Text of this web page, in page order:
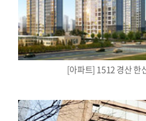
[아파트] 1512 경산 한